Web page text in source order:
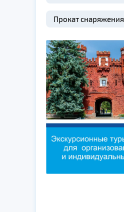
Прокат снаряжения